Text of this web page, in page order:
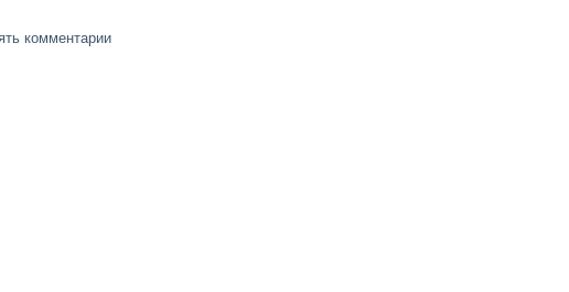
комментарии